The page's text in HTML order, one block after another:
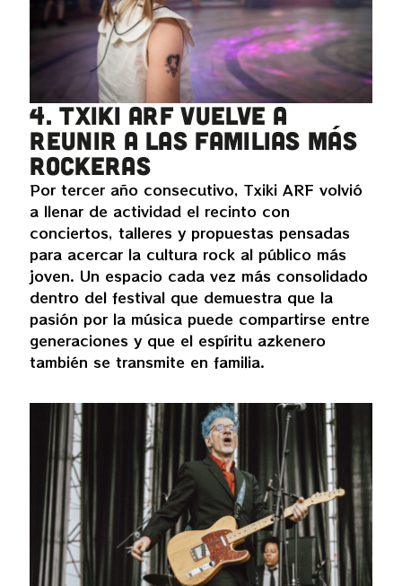
4. Txiki ARF vuelve a
reunir a las familias más
rockeras
Por tercer año consecutivo, Txiki ARF volvió
a llenar de actividad el recinto con
conciertos, talleres y propuestas pensadas
para acercar la cultura rock al público más
joven. Un espacio cada vez más consolidado
dentro del festival que demuestra que la
pasión por la música puede compartirse entre
generaciones y que el espíritu azkenero
también se transmite en familia.